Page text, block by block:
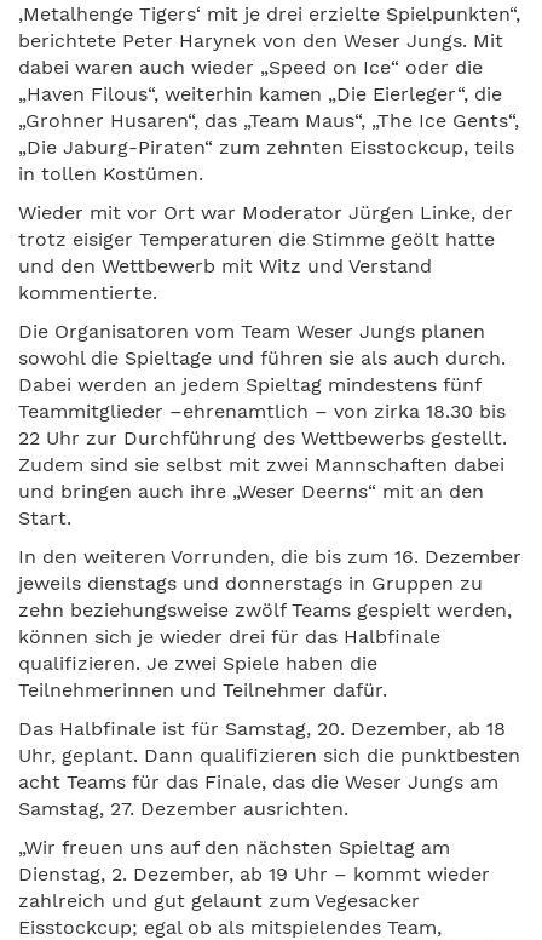
‚Metalhenge Tigers‘ mit je drei erzielte Spielpunkten“,
berichtete Peter Harynek von den Weser Jungs. Mit
dabei waren auch wieder „Speed on Ice“ oder die
„Haven Filous“, weiterhin kamen „Die Eierleger“, die
„Grohner Husaren“, das „Team Maus“, „The Ice Gents“,
„Die Jaburg-Piraten“ zum zehnten Eisstockcup, teils
in tollen Kostümen.
Wieder mit vor Ort war Moderator Jürgen Linke, der
trotz eisiger Temperaturen die Stimme geölt hatte
und den Wettbewerb mit Witz und Verstand
kommentierte.
Die Organisatoren vom Team Weser Jungs planen
sowohl die Spieltage und führen sie als auch durch.
Dabei werden an jedem Spieltag mindestens fünf
Teammitglieder –ehrenamtlich – von zirka 18.30 bis
22 Uhr zur Durchführung des Wettbewerbs gestellt.
Zudem sind sie selbst mit zwei Mannschaften dabei
und bringen auch ihre „Weser Deerns“ mit an den
Start.
In den weiteren Vorrunden, die bis zum 16. Dezember
jeweils dienstags und donnerstags in Gruppen zu
zehn beziehungsweise zwölf Teams gespielt werden,
können sich je wieder drei für das Halbfinale
qualifizieren. Je zwei Spiele haben die
Teilnehmerinnen und Teilnehmer dafür.
Das Halbfinale ist für Samstag, 20. Dezember, ab 18
Uhr, geplant. Dann qualifizieren sich die punktbesten
acht Teams für das Finale, das die Weser Jungs am
Samstag, 27. Dezember ausrichten.
„Wir freuen uns auf den nächsten Spieltag am
Dienstag, 2. Dezember, ab 19 Uhr – kommt wieder
zahlreich und gut gelaunt zum Vegesacker
Eisstockcup; egal ob als mitspielendes Team,